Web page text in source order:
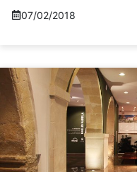
07/02/2018